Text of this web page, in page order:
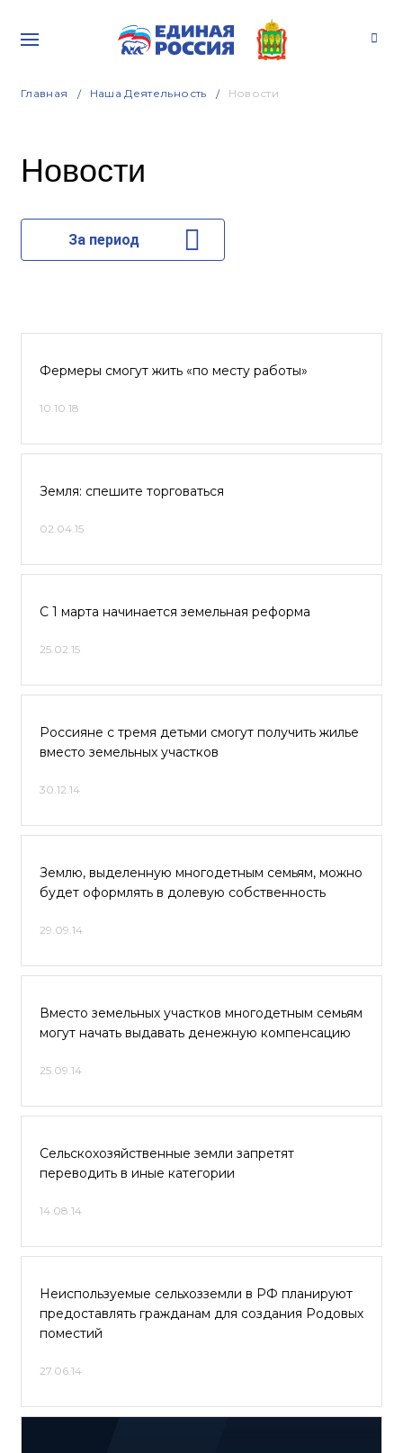
Главная Наша Деятельность Новости
Новости
За период
Фермеры смогут жить «по месту работы»
10.10.18
Земля: спешите торговаться
02.04.15
С 1 марта начинается земельная реформа
25.02.15
Россияне с тремя детьми смогут получить жилье
вместо земельных участков
30.12.14
Землю, выделенную многодетным семьям, можно
будет оформлять в долевую собственность
29.09.14
Вместо земельных участков многодетным семьям
могут начать выдавать денежную компенсацию
25.09.14
Сельскохозяйственные земли запретят
переводить в иные категории
14.08.14
Неиспользуемые сельхозземли в РФ планируют
предоставлять гражданам для создания Родовых
поместий
27.06.14